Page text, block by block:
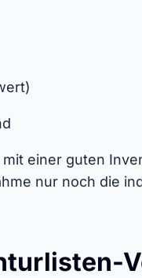
einer guten
nur noch die